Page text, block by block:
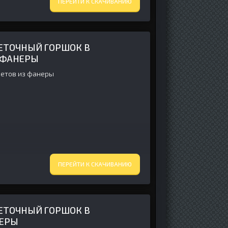
ГОРШОК В
из фанеры
ПЕРЕЙТИ К СКАЧИВАНИЮ
ГОРШОК В